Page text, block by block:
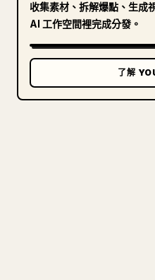
收集素材、拆解爆點、生成
AI 工作空間裡完成分發。
了解